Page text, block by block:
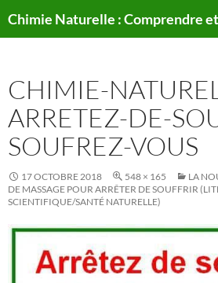
au
CHIMIE-
ARRETEZ-DE-
SOUFREZ-VOUS
17 OCTOBRE 2018 548 × 165
LA
DE MASSAGE POUR ARRÊTER DE SOUFFRIR
SCIENTIFIQUE/SANTÉ NATURELLE)